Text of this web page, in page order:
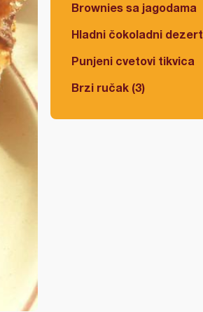
Brownies sa jagodama
Hladni čokoladni dezert
Punjeni cvetovi tikvica
Brzi ručak (3)